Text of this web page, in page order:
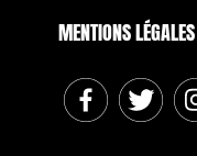
MENTIONS LÉGALES